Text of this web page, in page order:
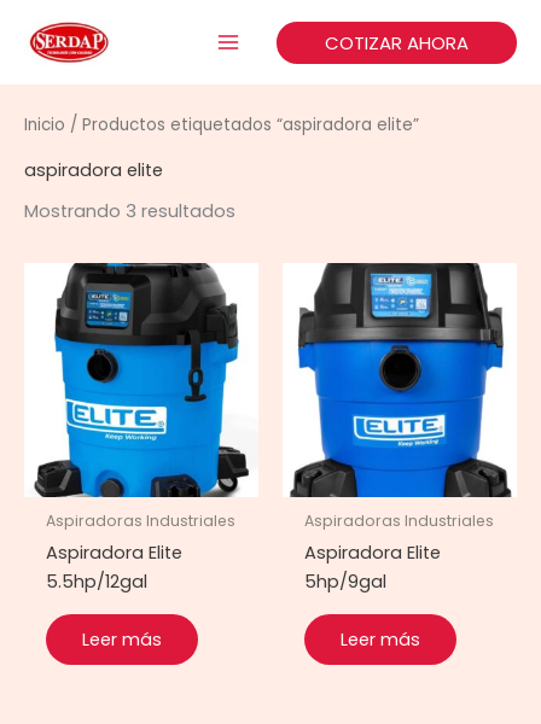
COTIZAR AHORA
Inicio / Productos etiquetados “aspiradora elite”
aspiradora elite
Mostrando 3 resultados
Aspiradoras Industriales
Aspiradora Elite
5.5hp/12gal
Leer más
Aspiradoras Industriales
Aspiradora Elite
5hp/9gal
Leer más